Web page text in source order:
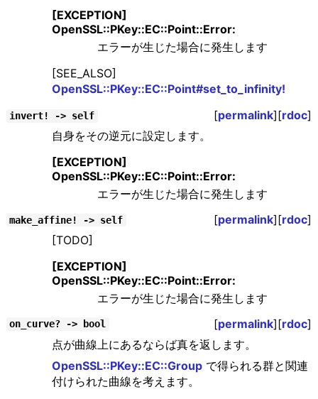
[EXCEPTION]
OpenSSL::PKey::EC::Point::Error:
エラーが生じた場合に発生します
[SEE_ALSO]
OpenSSL::PKey::EC::Point#set_to_infinity!
invert! -> self [permalink][rdoc]
自身をその逆元に設定します。
[EXCEPTION]
OpenSSL::PKey::EC::Point::Error:
エラーが生じた場合に発生します
make_affine! -> self [permalink][rdoc]
[TODO]
[EXCEPTION]
OpenSSL::PKey::EC::Point::Error:
エラーが生じた場合に発生します
on_curve? -> bool [permalink][rdoc]
点が曲線上にあるならば真を返します。
OpenSSL::PKey::EC::Groupで得られる群と関連
付けられた曲線を考えます。